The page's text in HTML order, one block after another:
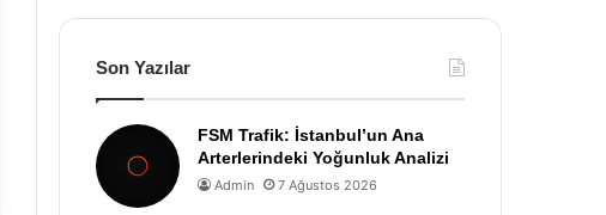
Son Yazılar
FSM Trafik: İstanbul’un Ana
Arterlerindeki Yoğunluk Analizi
Admin 7 Ağustos 2026